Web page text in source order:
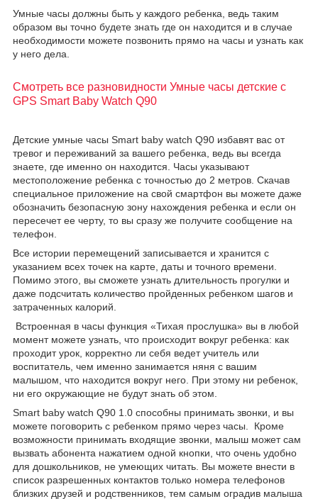
Умные часы должны быть у каждого ребенка, ведь таким
образом вы точно будете знать где он находится и в случае
необходимости можете позвонить прямо на часы и узнать как
у него дела.
Смотреть все разновидности Умные часы детские с
GPS Smart Baby Watch Q90
Детские умные часы Smart baby watch Q90 избавят вас от
тревог и переживаний за вашего ребенка, ведь вы всегда
знаете, где именно он находится. Часы указывают
местоположение ребенка с точностью до 2 метров. Скачав
специальное приложение на свой смартфон вы можете даже
обозначить безопасную зону нахождения ребенка и если он
пересечет ее черту, то вы сразу же получите сообщение на
телефон.
Все истории перемещений записывается и хранится с
указанием всех точек на карте, даты и точного времени.
Помимо этого, вы сможете узнать длительность прогулки и
даже подсчитать количество пройденных ребенком шагов и
затраченных калорий.
Встроенная в часы функция «Тихая прослушка» вы в любой
момент можете узнать, что происходит вокруг ребенка: как
проходит урок, корректно ли себя ведет учитель или
воспитатель, чем именно занимается няня с вашим
малышом, что находится вокруг него. При этому ни ребенок,
ни его окружающие не будут знать об этом.
Smart baby watch Q90 1.0 способны принимать звонки, и вы
можете поговорить с ребенком прямо через часы. Кроме
возможности принимать входящие звонки, малыш может сам
вызвать абонента нажатием одной кнопки, что очень удобно
для дошкольников, не умеющих читать. Вы можете внести в
список разрешенных контактов только номера телефонов
близких друзей и родственников, тем самым оградив малыша